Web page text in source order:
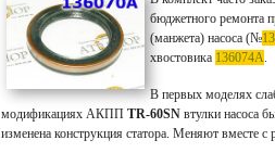
бюджетного ремонта
(манжета) насоса (№
хвостовика 136074A.
В первых моделях
модификациях АКПП TR-60SN втулки насоса
изменена конструкция статора. Меняют вместе